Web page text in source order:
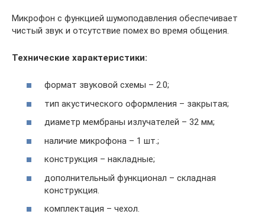
Микрофон с функцией шумоподавления обеспечивает
чистый звук и отсутствие помех во время общения.
Технические характеристики:
формат звуковой схемы – 2.0;
тип акустического оформления – закрытая;
диаметр мембраны излучателей – 32 мм;
наличие микрофона – 1 шт.;
конструкция – накладные;
дополнительный функционал – складная
конструкция.
комплектация – чехол.